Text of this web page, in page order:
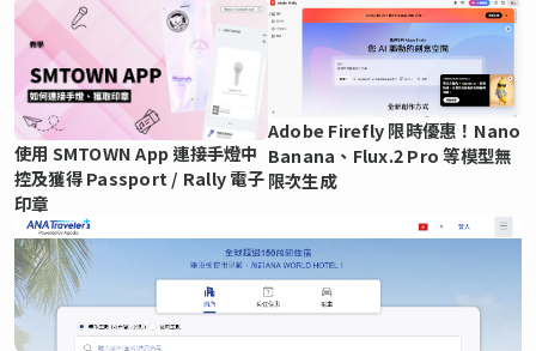
使用 SMTOWN App 連接手燈中
控及獲得 Passport / Rally 電子
印章
Adobe Firefly 限時優惠！Nano
Banana、Flux.2 Pro 等模型無
限次生成